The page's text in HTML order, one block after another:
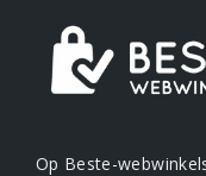
Op Beste-